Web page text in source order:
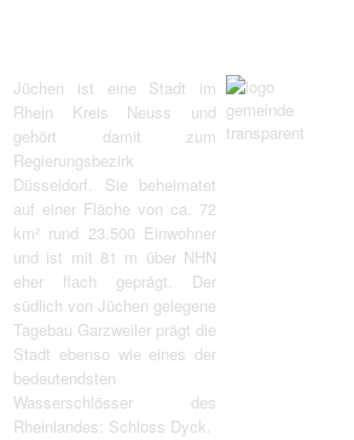
Jüchen ist eine Stadt im
Rhein Kreis Neuss und
gehört damit zum
Regierungsbezirk
Düsseldorf. Sie beheimatet
auf einer Fläche von ca. 72
km² rund 23.500 Einwohner
und ist mit 81 m über NHN
eher flach geprägt. Der
südlich von Jüchen gelegene
Tagebau Garzweiler prägt die
Stadt ebenso wie eines der
bedeutendsten
Wasserschlösser des
Rheinlandes: Schloss Dyck.